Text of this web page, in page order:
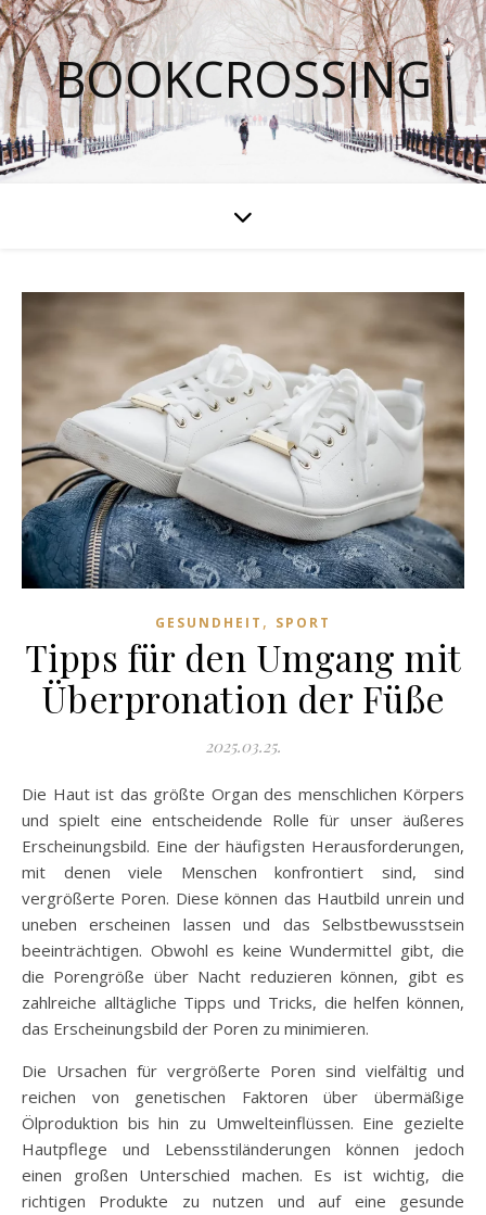
BOOKCROSSING
GESUNDHEIT , SPORT
Tipps für den Umgang mit
Überpronation der Füße
2025.03.25.
Die Haut ist das größte Organ des menschlichen Körpers
und spielt eine entscheidende Rolle für unser äußeres
Erscheinungsbild. Eine der häufigsten Herausforderungen,
mit denen viele Menschen konfrontiert sind, sind
vergrößerte Poren. Diese können das Hautbild unrein und
uneben erscheinen lassen und das Selbstbewusstsein
beeinträchtigen. Obwohl es keine Wundermittel gibt, die
die Porengröße über Nacht reduzieren können, gibt es
zahlreiche alltägliche Tipps und Tricks, die helfen können,
das Erscheinungsbild der Poren zu minimieren.
Die Ursachen für vergrößerte Poren sind vielfältig und
reichen von genetischen Faktoren über übermäßige
Ölproduktion bis hin zu Umwelteinflüssen. Eine gezielte
Hautpflege und Lebensstiländerungen können jedoch
einen großen Unterschied machen. Es ist wichtig, die
richtigen Produkte zu nutzen und auf eine gesunde